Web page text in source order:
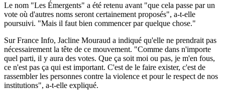
Le nom "Les Émergents" a été retenu avant "que cela passe par un
vote où d'autres noms seront certainement proposés", a-t-elle
poursuivi. "Mais il faut bien commencer par quelque chose."
Sur France Info, Jacline Mouraud a indiqué qu'elle ne prendrait pas
nécessairement la tête de ce mouvement. "Comme dans n'importe
quel parti, il y aura des votes. Que ça soit moi ou pas, je m'en fous,
ce n'est pas ça qui est important. C'est de le faire exister, c'est de
rassembler les personnes contre la violence et pour le respect de nos
institutions", a-t-elle expliqué.